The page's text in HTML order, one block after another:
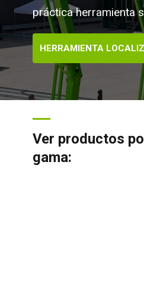
práctica herramienta
HERRAMIENTA
Ver productos
gama: